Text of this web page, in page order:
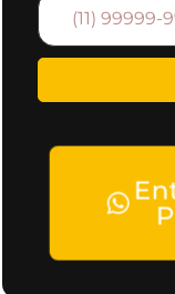
Utilize
Analytics e
engajamento,
esses dados
desempenho.
2. Quais
para
A escolha da